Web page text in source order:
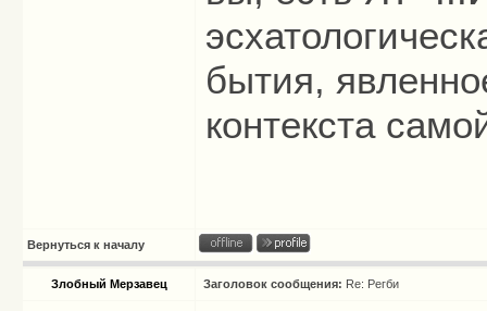
бытия,
контекста
Вернуться к началу
Злобный Мерзавец Заголовок сообщения: Re: Регби